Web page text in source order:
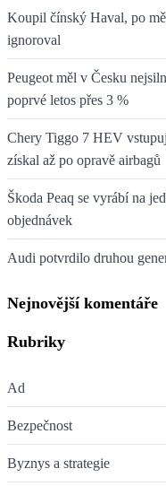
Koupil čínský Haval, po
ignoroval
Peugeot měl v Česku
poprvé letos přes 3 %
Chery Tiggo 7 HEV
získal až po opravě airbagů
Škoda Peaq se vyrábí na
objednávek
Audi potvrdilo druhou
Nejnovější komentáře
Rubriky
Ad
Bezpečnost
Byznys a strategie